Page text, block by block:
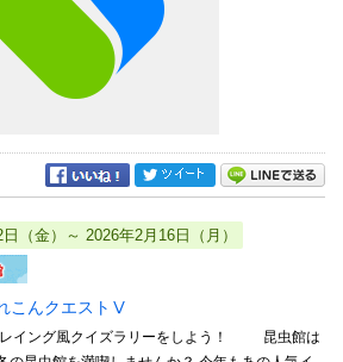
（金）～ 2026年2月16日（月）
こんクエストⅤ
レイング風クイズラリーをしよう！ 昆虫館は